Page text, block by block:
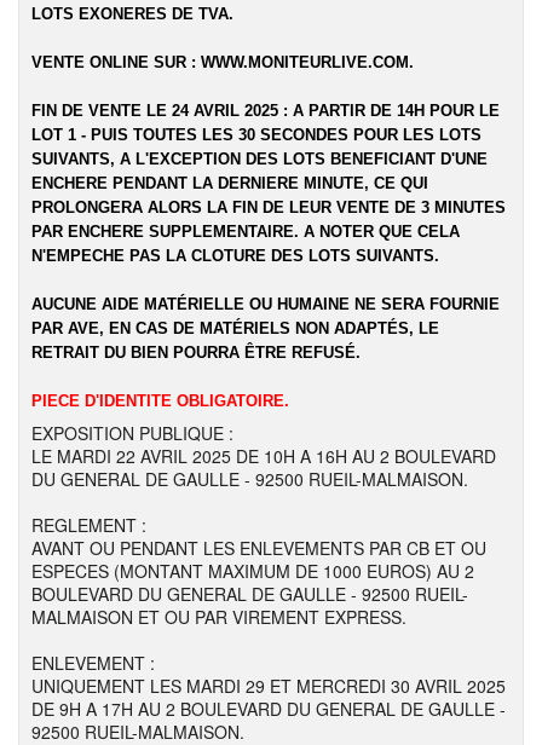
LOTS EXONERES DE TVA.
VENTE ONLINE SUR : WWW.MONITEURLIVE.COM.
FIN DE VENTE LE 24 AVRIL 2025 : A PARTIR DE 14H POUR LE
LOT 1 - PUIS TOUTES LES 30 SECONDES POUR LES LOTS
SUIVANTS, A L'EXCEPTION DES LOTS BENEFICIANT D'UNE
ENCHERE PENDANT LA DERNIERE MINUTE, CE QUI
PROLONGERA ALORS LA FIN DE LEUR VENTE DE 3 MINUTES
PAR ENCHERE SUPPLEMENTAIRE. A NOTER QUE CELA
N'EMPECHE PAS LA CLOTURE DES LOTS SUIVANTS.
AUCUNE AIDE MATÉRIELLE OU HUMAINE NE SERA FOURNIE
PAR AVE, EN CAS DE MATÉRIELS NON ADAPTÉS, LE
RETRAIT DU BIEN POURRA ÊTRE REFUSÉ.
PIECE D'IDENTITE OBLIGATOIRE.
EXPOSITION PUBLIQUE :
LE MARDI 22 AVRIL 2025 DE 10H A 16H AU 2 BOULEVARD
DU GENERAL DE GAULLE - 92500 RUEIL-MALMAISON.
REGLEMENT :
AVANT OU PENDANT LES ENLEVEMENTS PAR CB ET OU
ESPECES (MONTANT MAXIMUM DE 1000 EUROS) AU 2
BOULEVARD DU GENERAL DE GAULLE - 92500 RUEIL-
MALMAISON ET OU PAR VIREMENT EXPRESS.
ENLEVEMENT :
UNIQUEMENT LES MARDI 29 ET MERCREDI 30 AVRIL 2025
DE 9H A 17H AU 2 BOULEVARD DU GENERAL DE GAULLE -
92500 RUEIL-MALMAISON.